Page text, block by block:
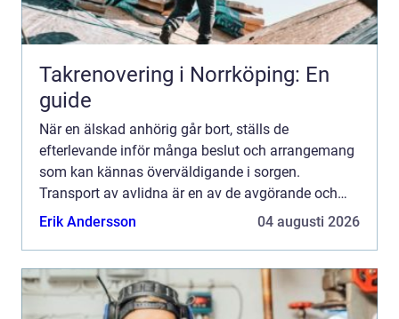
Takrenovering i Norrköping: En
guide
När en älskad anhörig går bort, ställs de
efterlevande inför många beslut och arrangemang
som kan kännas överväldigande i sorgen.
Transport av avlidna är en av de avgörande och
känsli...
Erik Andersson 04 augusti 2026